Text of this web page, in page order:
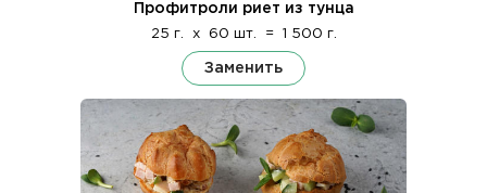
Профитроли риет из тунца
25 г. x 60 шт. = 1 500 г.
Заменить